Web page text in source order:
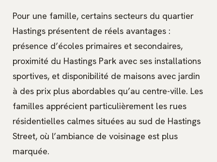
Pour une famille, certains secteurs du quartier
Hastings présentent de réels avantages :
présence d’écoles primaires et secondaires,
proximité du Hastings Park avec ses installations
sportives, et disponibilité de maisons avec jardin
à des prix plus abordables qu’au centre-ville. Les
familles apprécient particulièrement les rues
résidentielles calmes situées au sud de Hastings
Street, où l’ambiance de voisinage est plus
marquée.